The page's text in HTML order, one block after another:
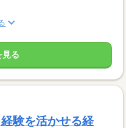
見る
験を活かせる経